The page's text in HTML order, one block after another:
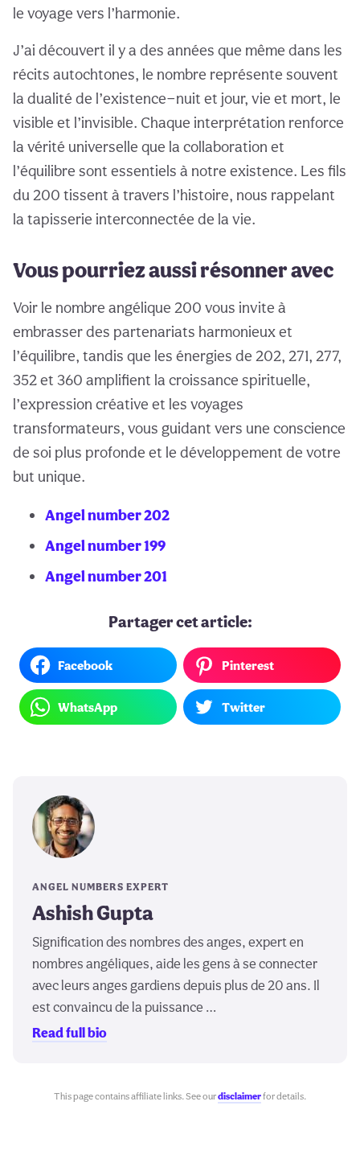
le voyage vers l’harmonie.
J’ai découvert il y a des années que même dans les
récits autochtones, le nombre représente souvent
la dualité de l’existence—nuit et jour, vie et mort, le
visible et l’invisible. Chaque interprétation renforce
la vérité universelle que la collaboration et
l’équilibre sont essentiels à notre existence. Les fils
du 200 tissent à travers l’histoire, nous rappelant
la tapisserie interconnectée de la vie.
Vous pourriez aussi résonner avec
Voir le nombre angélique 200 vous invite à
embrasser des partenariats harmonieux et
l’équilibre, tandis que les énergies de 202, 271, 277,
352 et 360 amplifient la croissance spirituelle,
l’expression créative et les voyages
transformateurs, vous guidant vers une conscience
de soi plus profonde et le développement de votre
but unique.
Angel number 202
Angel number 199
Angel number 201
Partager cet article:
Facebook Pinterest
WhatsApp Twitter
ANGEL NUMBERS EXPERT
Ashish Gupta
Signification des nombres des anges, expert en
nombres angéliques, aide les gens à se connecter
avec leurs anges gardiens depuis plus de 20 ans. Il
est convaincu de la puissance …
Read full bio
This page contains affiliate links. See ourdisclaimerfor details.